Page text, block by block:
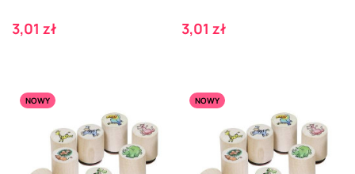
Cena
3,01 zł Cena
3,01 zł
NOWY NOWY